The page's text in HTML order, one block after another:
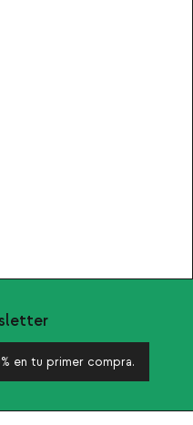
en tu primer compra.